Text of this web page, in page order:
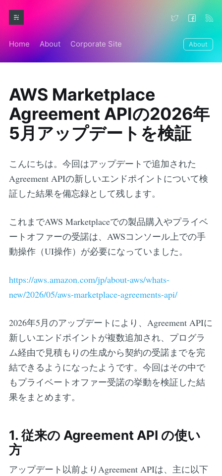
Home About Corporate Site About
AWS Marketplace
Agreement APIの2026年
5月アップデートを検証
こんにちは。今回はアップデートで追加された
Agreement APIの新しいエンドポイントについて検
証した結果を備忘録として残します。
これまでAWS Marketplaceでの製品購入やプライベ
ートオファーの受諾は、AWSコンソール上での手
動操作（UI操作）が必要になっていました。
https://aws.amazon.com/jp/about-aws/whats-
new/2026/05/aws-marketplace-agreements-api/
2026年5月のアップデートにより、Agreement APIに
新しいエンドポイントが複数追加され、プログラ
ム経由で見積もりの生成から契約の受諾までを完
結できるようになったようです。今回はその中で
もプライベートオファー受諾の挙動を検証した結
果をまとめます。
1. 従来の Agreement API の使い
方
アップデート以前よりAgreement APIは、主に以下